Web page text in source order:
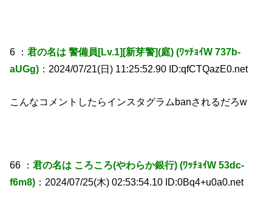
6 ：君の名は 警備員[Lv.1][新芽警](庭) (ﾜｯﾁｮｲW 737b-
aUGg) ：2024/07/21(日) 11:25:52.90 ID:qfCTQazE0.net
こんなコメントしたらインスタグラムbanされるだろw
66 ：君の名は ころころ(やわらか銀行) (ﾜｯﾁｮｲW 53dc-
f6m8) ：2024/07/25(木) 02:53:54.10 ID:0Bq4+u0a0.net